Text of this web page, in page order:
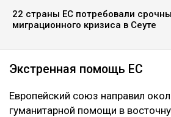
22 страны ЕС потребовали
миграционного кризиса в Сеуте
Экстренная помощь ЕС
Европейский союз направил
гуманитарной помощи в